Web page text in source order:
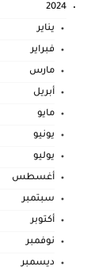
2024
يناير
فبراير
مارس
أبريل
مايو
يونيو
يوليو
أغسطس
سبتمبر
أكتوبر
نوفمبر
ديسمبر